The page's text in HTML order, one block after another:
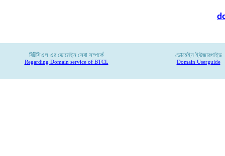
বিটিসিএল এর ডোমেইন সেবা সম্পর্কে
Regarding Domain service of BTCL
ডোমেইন ইউজারগাইড
Domain Userguide